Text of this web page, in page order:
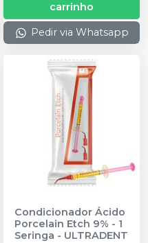
carrinho
Pedir via Whatsapp
Condicionador Ácido
Porcelain Etch 9% - 1
Seringa - ULTRADENT